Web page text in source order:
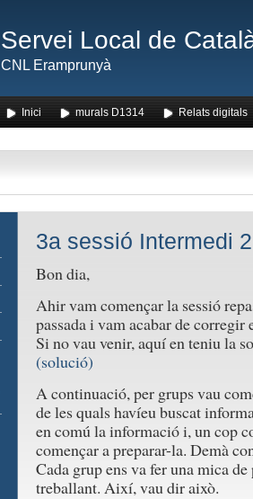
Servei Local de
CNL Eramprunyà
Inici murals D1314 Relats digitals
3a sessió Intermedi 2
Bon dia,
Ahir vam començar la sessió
passada i vam acabar de corregir
Si no vau venir, aquí en teniu la
(solució)
A continuació, per grups vau
de les quals havíeu buscat
en comú la informació i, un cop
començar a preparar-la. Demà
Cada grup ens va fer una mica
treballant. Així, vau dir això.